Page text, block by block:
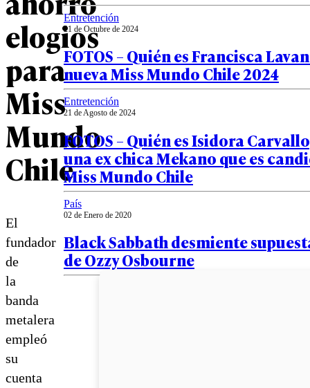
elogios
para
Miss
Mundo
Chile
El
fundador
de
la
banda
metalera
empleó
su
cuenta
Entretención
21 de Octubre de 2024
FOTOS – Quién es Francisca
nueva Miss Mundo Chile 2024
Entretención
21 de Agosto de 2024
FOTOS – Quién es Isidora
una ex chica Mekano que es
Miss Mundo Chile
País
02 de Enero de 2020
Black Sabbath desmiente
de Ozzy Osbourne